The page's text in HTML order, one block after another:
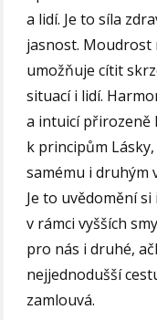
a lidí. Je to síla
jasnost.
umožňuje cítit
situací i lidí.
a intuicí přirozeně
k principům
samému i druhým
Je to uvědomění
v rámci vyšších
pro nás i druhé,
nejjednodušší
zamlouvá.